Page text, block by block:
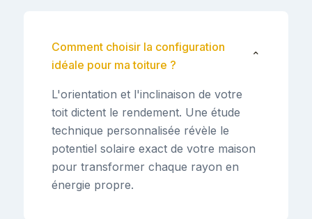
Comment choisir la configuration
idéale pour ma toiture ?
⌄
L'orientation et l'inclinaison de votre
toit dictent le rendement. Une étude
technique personnalisée révèle le
potentiel solaire exact de votre maison
pour transformer chaque rayon en
énergie propre.